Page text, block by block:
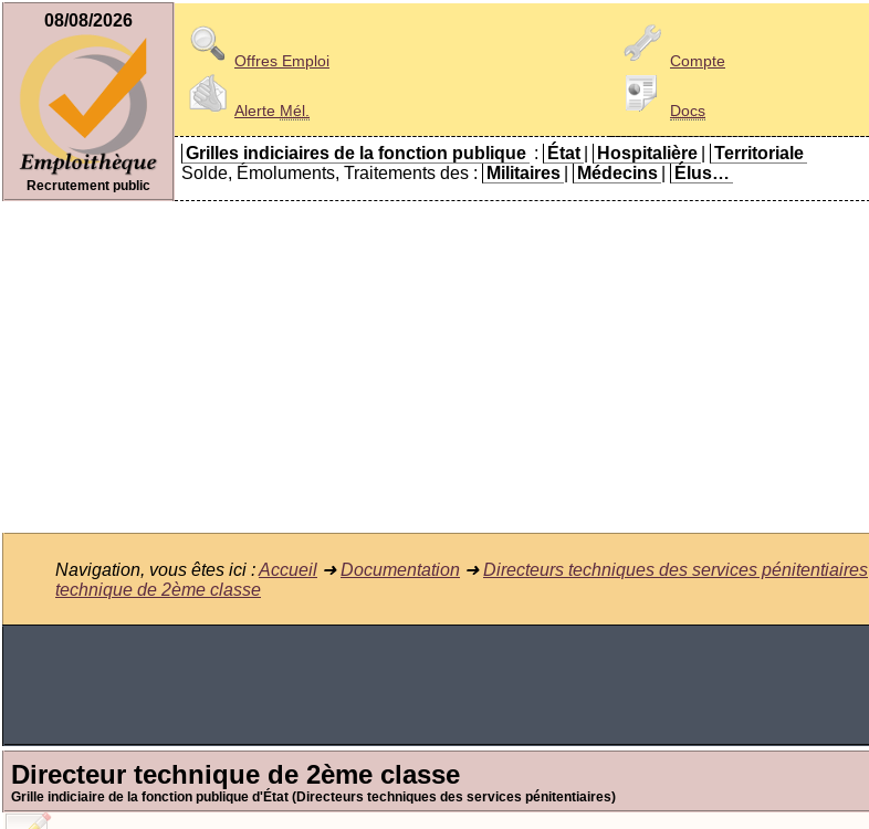
08/08/2026
Recrutement public
Offres Emploi
Alerte Mél.
Compte
Docs
Grilles indiciaires de la fonction publique : État Hospitalière
Territoriale
Solde, Émoluments, Traitements des :
Militaires Médecins Élus…
Navigation, vous êtes ici :Accueil ➜Documentation ➜Directeurs techniques des services pénitentiaires
technique de 2ème classe
Directeur technique de 2ème classe
Grille indiciaire de la fonction publique d'État (Directeurs techniques des services pénitentiaires)